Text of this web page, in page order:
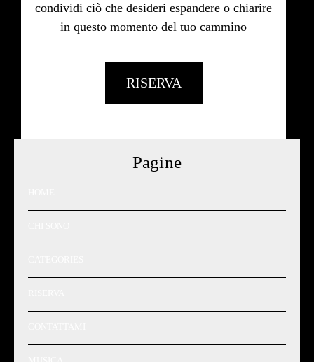
condividi ciò che desideri espandere o chiarire
in questo momento del tuo cammino
RISERVA
Pagine